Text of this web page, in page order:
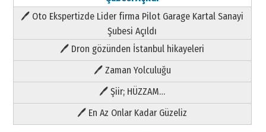
🖊 Oto Ekspertizde Lider firma Pilot Garage Kartal Sanayi
Şubesi Açıldı
🖊 Dron gözünden İstanbul hikayeleri
🖊 Zaman Yolculuğu
🖊 Şiir; HÜZZAM…
🖊 En Az Onlar Kadar Güzeliz